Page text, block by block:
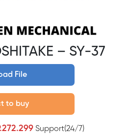
– SY-37
File
to buy
Support(24/7)